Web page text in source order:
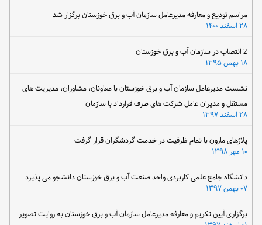
مراسم تودیع و معارفه مدیرعامل سازمان آب و برق خوزستان برگزار شد
۲۸ اسفند ۱۴۰۰
۱۸ بهمن ۱۳۹۵
نشست مدیرعامل سازمان آب و برق خوزستان با معاونان، مشاوران، مدیریت های
مستقل و مدیران عامل شرکت های طرف قرارداد با سازمان
۲۸ اسفند ۱۳۹۷
پلاژهای مارون با تمام ظرفیت در خدمت گردشگران قرار گرفت
دانشگاه جامع علمی کاربردی واحد صنعت آب و برق خوزستان دانشجو می پذیرد
۰۷ بهمن ۱۳۹۷
برگزاری آیین تکریم و معارفه مدیرعامل سازمان آب و برق خوزستان به روایت تصویر